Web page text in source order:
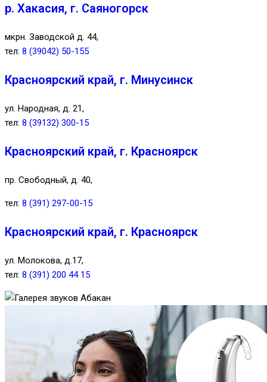
р. Хакасия, г. Саяногорск
мкрн. Заводской д. 44,
тел: 8 (39042) 50-155
Красноярский край, г. Минусинск
ул. Народная, д. 21,
тел: 8 (39132) 300-15
Красноярский край, г. Красноярск
пр. Свободный, д. 40,
тел: 8 (391) 297-00-15
Красноярский край, г. Красноярск
ул. Молокова, д.17,
тел: 8 (391) 200 44 15